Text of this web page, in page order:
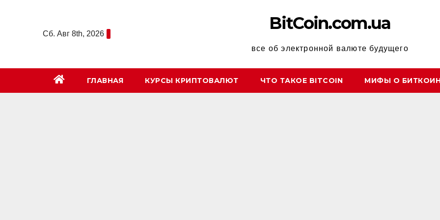
содержимомуСб. Авг 8th, 2026
BitCoin.com.ua
все об электронной валюте будущего
ГЛАВНАЯ КУРСЫ КРИПТОВАЛЮТ ЧТО ТАКОЕ BITCOIN МИФЫ О